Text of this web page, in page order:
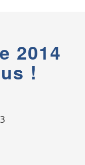
2014
!